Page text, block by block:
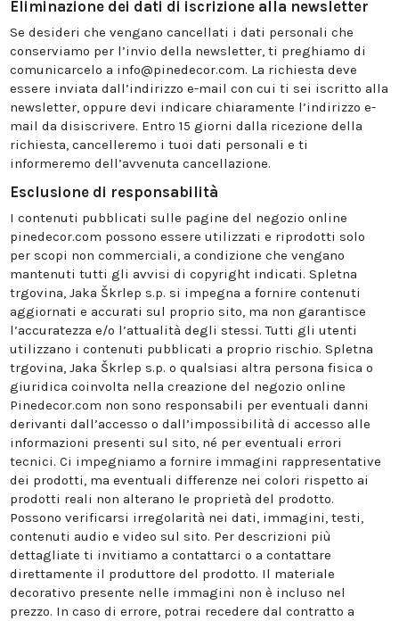
Eliminazione dei dati di iscrizione alla newsletter
Se desideri che vengano cancellati i dati personali che
conserviamo per l’invio della newsletter, ti preghiamo di
comunicarcelo a info@pinedecor.com. La richiesta deve
essere inviata dall’indirizzo e-mail con cui ti sei iscritto alla
newsletter, oppure devi indicare chiaramente l’indirizzo e-
mail da disiscrivere. Entro 15 giorni dalla ricezione della
richiesta, cancelleremo i tuoi dati personali e ti
informeremo dell’avvenuta cancellazione.
Esclusione di responsabilità
I contenuti pubblicati sulle pagine del negozio online
pinedecor.com possono essere utilizzati e riprodotti solo
per scopi non commerciali, a condizione che vengano
mantenuti tutti gli avvisi di copyright indicati. Spletna
trgovina, Jaka Škrlep s.p. si impegna a fornire contenuti
aggiornati e accurati sul proprio sito, ma non garantisce
l’accuratezza e/o l’attualità degli stessi. Tutti gli utenti
utilizzano i contenuti pubblicati a proprio rischio. Spletna
trgovina, Jaka Škrlep s.p. o qualsiasi altra persona fisica o
giuridica coinvolta nella creazione del negozio online
Pinedecor.com non sono responsabili per eventuali danni
derivanti dall’accesso o dall’impossibilità di accesso alle
informazioni presenti sul sito, né per eventuali errori
tecnici. Ci impegniamo a fornire immagini rappresentative
dei prodotti, ma eventuali differenze nei colori rispetto ai
prodotti reali non alterano le proprietà del prodotto.
Possono verificarsi irregolarità nei dati, immagini, testi,
contenuti audio e video sul sito. Per descrizioni più
dettagliate ti invitiamo a contattarci o a contattare
direttamente il produttore del prodotto. Il materiale
decorativo presente nelle immagini non è incluso nel
prezzo. In caso di errore, potrai recedere dal contratto a